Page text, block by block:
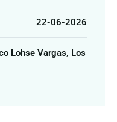
22-06-2026
Lohse Vargas, Los